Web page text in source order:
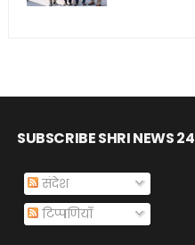
SUBSCRIBE SHRI NEWS 24
संदेश
टिप्पणियाँ